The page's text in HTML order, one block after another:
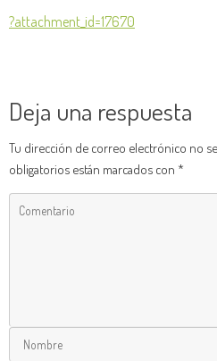
?attachment_id=17670
Deja una respuesta
Tu dirección de correo electrónico no
obligatorios están marcados con *